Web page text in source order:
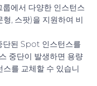
룹에서 다양한 인스턴스
, 스팟)을 지원하여 비
단된 Spot 인스턴스를
중단이 발생하면 용량
를 교체할 수 있습니